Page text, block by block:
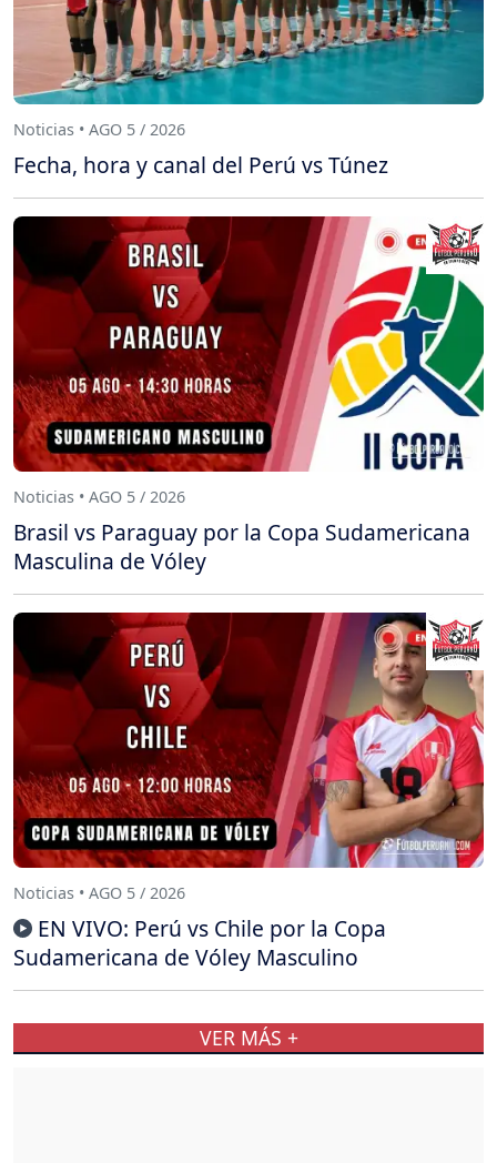
Noticias • AGO 5 / 2026
Fecha, hora y canal del Perú vs Túnez
Noticias • AGO 5 / 2026
Brasil vs Paraguay por la Copa Sudamericana
Masculina de Vóley
Noticias • AGO 5 / 2026
EN VIVO: Perú vs Chile por la Copa
Sudamericana de Vóley Masculino
VER MÁS +